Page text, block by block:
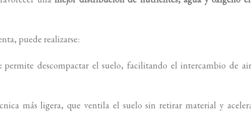
puede realizarse:
permite descompactar el suelo, facilitando el intercambio de
más ligera, que ventila el suelo sin retirar material y